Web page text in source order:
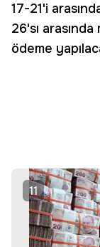
17-21'i
26'sı
ödeme
11